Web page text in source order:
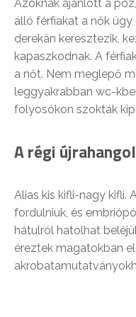
Azoknak ajánlott a
álló férfiakat a nők
derekán keresztezik,
kapaszkodnak. A
a nőt. Nem meglepő
leggyakrabban wc-
folyosókon szokták
A régi
Alias kis kifli-nagy kifli.
fordulniuk, és
hátulról hatolhat
éreztek magatokban